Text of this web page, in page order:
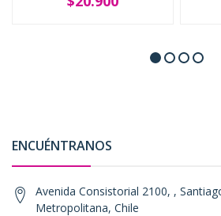
ENCUÉNTRANOS
Avenida Consistorial 2100, ,
Metropolitana, Chile